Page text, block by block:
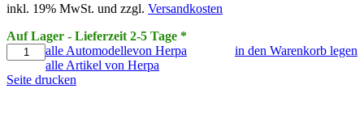
inkl. 19% MwSt. und zzgl. Versandkosten
Auf Lager - Lieferzeit 2-5 Tage *
in den Warenkorb legen
alle Automodellevon Herpa
alle Artikel von Herpa
Seite drucken